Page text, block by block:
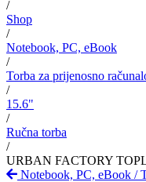
/
Shop
/
Notebook, PC, eBook
/
Torba za prijenosno
/
15.6"
/
Ručna torba
/
URBAN FACTORY
Notebook, PC, eBook /